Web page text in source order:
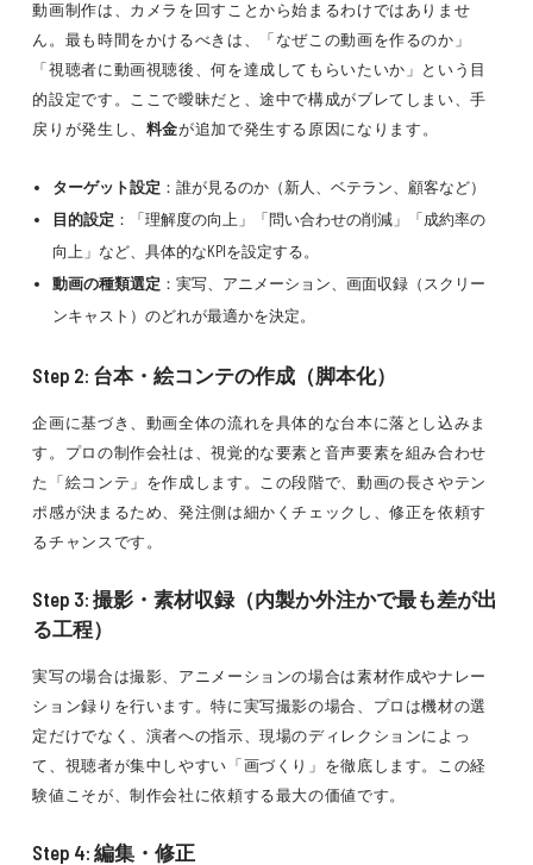
動画制作は、カメラを回すことから始まるわけではありませ
ん。最も時間をかけるべきは、「なぜこの動画を作るのか」
「視聴者に動画視聴後、何を達成してもらいたいか」という目
的設定です。ここで曖昧だと、途中で構成がブレてしまい、手
戻りが発生し、 料金が追加で発生する原因になります。
ターゲット設定 ：誰が見るのか（新人、ベテラン、顧客など）
目的設定 ：「理解度の向上」「問い合わせの削減」「成約率の
向上」など、具体的なKPIを設定する。
動画の種類選定 ：実写、アニメーション、画面収録（スクリー
ンキャスト）のどれが最適かを決定。
Step 2: 台本・絵コンテの作成（脚本化）
企画に基づき、動画全体の流れを具体的な台本に落とし込みま
す。プロの制作会社は、視覚的な要素と音声要素を組み合わせ
た「絵コンテ」を作成します。この段階で、動画の長さやテン
ポ感が決まるため、発注側は細かくチェックし、修正を依頼す
るチャンスです。
Step 3: 撮影・素材収録（内製か外注かで最も差が出
る工程）
実写の場合は撮影、アニメーションの場合は素材作成やナレー
ション録りを行います。特に実写撮影の場合、プロは機材の選
定だけでなく、演者への指示、現場のディレクションによっ
て、視聴者が集中しやすい「画づくり」を徹底します。この経
験値こそが、制作会社に依頼する最大の価値です。
Step 4: 編集・修正